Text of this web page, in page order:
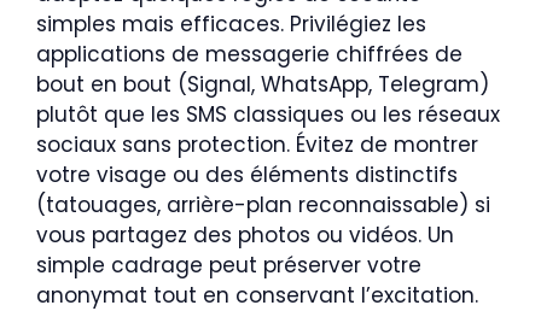
simples mais efficaces. Privilégiez les
applications de messagerie chiffrées de
bout en bout (Signal, WhatsApp, Telegram)
plutôt que les SMS classiques ou les réseaux
sociaux sans protection. Évitez de montrer
votre visage ou des éléments distinctifs
(tatouages, arrière-plan reconnaissable) si
vous partagez des photos ou vidéos. Un
simple cadrage peut préserver votre
anonymat tout en conservant l’excitation.